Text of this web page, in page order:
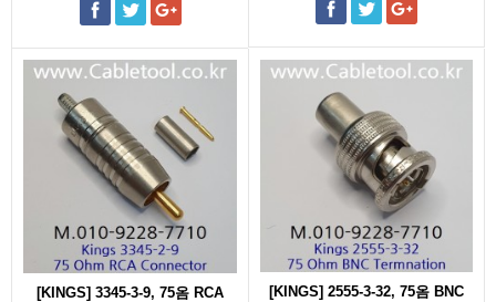
[KINGS] 3345-3-9, 75옴 RCA
[KINGS] 2555-3-32, 75옴 BNC